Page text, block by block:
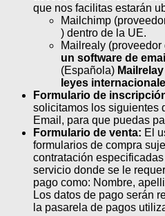
que nos facilitas estarán
Mailchimp
) dentro de la UE.
Mailrealy
un software de
(Española)
leyes
Formulario de
solicitamos los siguientes
Email, para que puedas
Formulario de venta: El
formularios de compra
contratación
servicio donde se le
pago como: Nombre,
Los datos de pago serán
la pasarela de pagos